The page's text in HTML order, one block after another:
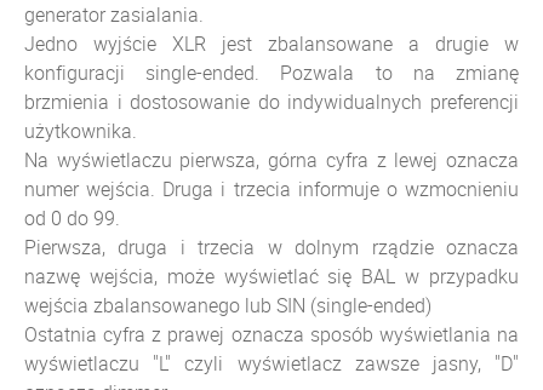
generator zasialania.
Jedno wyjście XLR jest zbalansowane a drugie w
konfiguracji single-ended. Pozwala to na zmianę
brzmienia i dostosowanie do indywidualnych preferencji
użytkownika.
Na wyświetlaczu pierwsza, górna cyfra z lewej oznacza
numer wejścia. Druga i trzecia informuje o wzmocnieniu
od 0 do 99.
Pierwsza, druga i trzecia w dolnym rządzie oznacza
nazwę wejścia, może wyświetlać się BAL w przypadku
wejścia zbalansowanego lub SIN (single-ended)
Ostatnia cyfra z prawej oznacza sposób wyświetlania na
wyświetlaczu "L" czyli wyświetlacz zawsze jasny, "D"